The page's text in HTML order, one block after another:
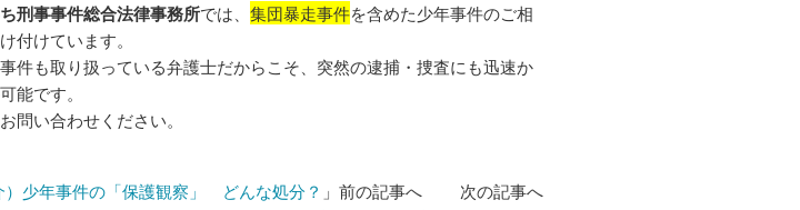
刑事事件総合法律事務所では、 集団暴走事件を含めた少年事件のご相
付けています。
件も取り扱っている弁護士だからこそ、突然の逮捕・捜査にも迅速か
能です。
問い合わせください。
）少年事件の「保護観察」 どんな処分？ 」前の記事へ 次の記事へ